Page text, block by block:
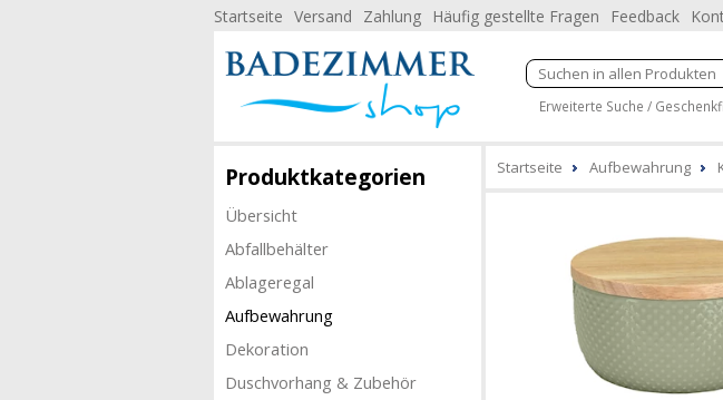
Startseite Versand Zahlung Häufig gestellte Fragen Feedback
Erweiterte Suche /
Produktkategorien
Übersicht
Abfallbehälter
Ablageregal
Aufbewahrung
Dekoration
Duschvorhang & Zubehör
Startseite Aufbewahrung